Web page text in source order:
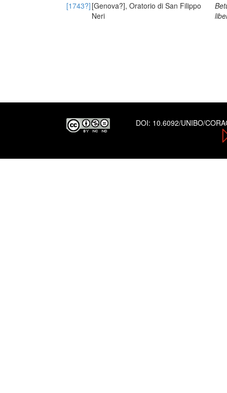
[1743?] [Genova?], Oratorio di San Filippo
Neri
DOI: 10.6092/UNIBO/